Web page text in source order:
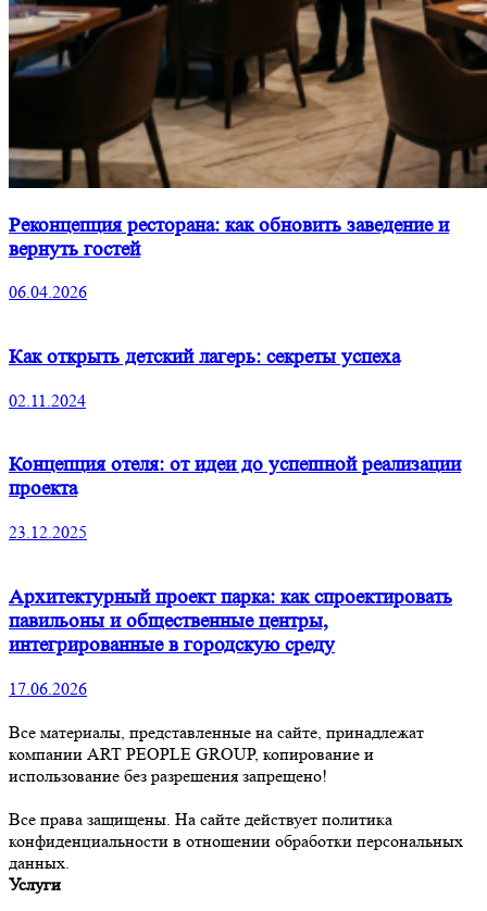
Реконцепция ресторана: как обновить заведение и
вернуть гостей
06.04.2026
Как открыть детский лагерь: секреты успеха
02.11.2024
Концепция отеля: от идеи до успешной реализации
проекта
23.12.2025
Архитектурный проект парка: как спроектировать
павильоны и общественные центры,
интегрированные в городскую среду
17.06.2026
Все материалы, представленные на сайте, принадлежат
компании ART PEOPLE GROUP, копирование и
использование без разрешения запрещено!
Все права защищены. На сайте действует политика
конфиденциальности в отношении обработки персональных
данных.
Услуги